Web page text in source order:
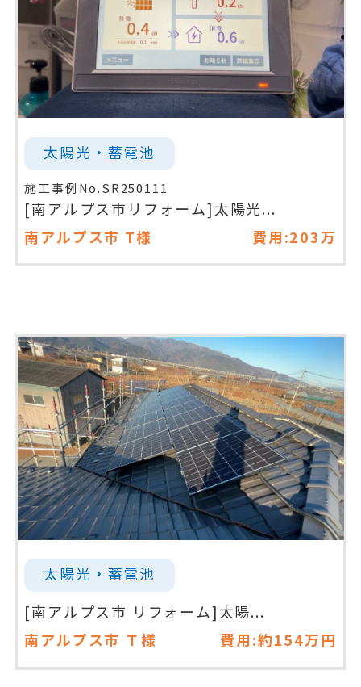
太陽光・蓄電池
施工事例No.SR250111
[南アルプス市リフォーム]太陽光...
南アルプス市 T様 費用:203万
太陽光・蓄電池
[南アルプス市 リフォーム]太陽...
南アルプス市 Ｔ様 費用:約154万円